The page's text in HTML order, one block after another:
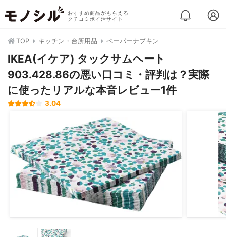
おすすめ商品がもらえる
クチコミポイ活サイト
TOP キッチン・台所用品 ペーパーナプキン
IKEA(イケア) タックサムヘート
903.428.86の悪い口コミ・評判は？実際
に使ったリアルな本音レビュー1件
3.04